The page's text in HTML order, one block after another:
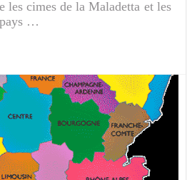
les cimes de la Maladetta et les
pays …